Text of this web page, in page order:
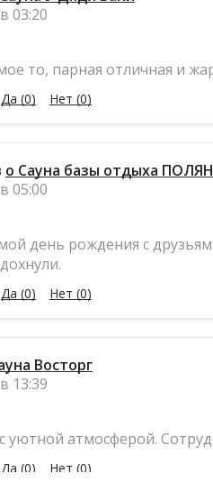
03:20
то, парная отличная и
Да (0) Нет (0)
о Сауна базы отдыха
05:00
день рождения с
Да (0) Нет (0)
Восторг
13:39
уютной атмосферой.
Да (0) Нет (0)